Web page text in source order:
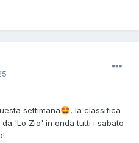
settimana🤩, la classifica
'Lo Zio' in onda tutti i sabato